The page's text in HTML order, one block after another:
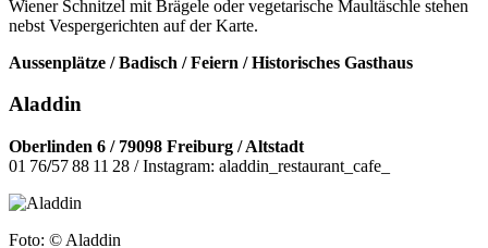
Wiener Schnitzel mit Brägele oder vegetarische Maultäschle stehen
nebst Vespergerichten auf der Karte.
Aussenplätze / Badisch / Feiern / Historisches Gasthaus
Aladdin
Oberlinden 6 / 79098 Freiburg / Altstadt
01 76/57 88 11 28 / Instagram: aladdin_restaurant_cafe_
Foto: © Aladdin